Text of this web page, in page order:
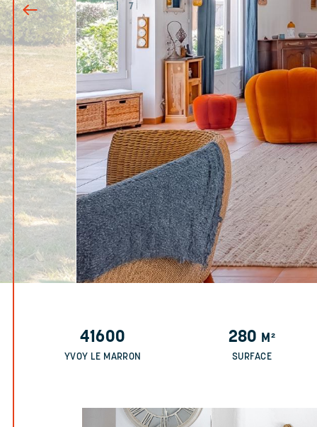
1 | 7
41600
YVOY LE MARRON
280 M²
SURFACE